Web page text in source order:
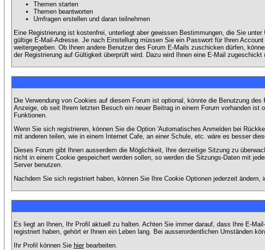
Themen starten
Themen beantworten
Umfragen erstellen und daran teilnehmen
Eine Registrierung ist kostenfrei, unterliegt aber gewissen Bestimmungen, die Sie
gültige E-Mail-Adresse. Je nach Einstellung müssen Sie ein Passwort für Ihren
weitergegeben. Ob Ihnen andere Benutzer des Forum E-Mails zuschicken dürfen,
der Registrierung auf Gültigkeit überprüft wird. Dazu wird Ihnen eine E-Mail
Die Verwendung von Cookies auf diesem Forum ist optional, könnte die Benutzung
Anzeige, ob seit Ihrem letzten Besuch ein neuer Beitrag in einem Forum vorhanden
Funktionen.
Wenn Sie sich registrieren, können Sie die Option 'Automatisches Anmelden bei
mit anderen teilen, wie in einem Internet Cafe, an einer Schule, etc. wäre es besser
Dieses Forum gibt Ihnen ausserdem die Möglichkeit, Ihre derzeitige Sitzung zu
nicht in einem Cookie gespeichert werden sollen, so werden die Sitzungs-Daten mit
Server benutzen.
Nachdem Sie sich registriert haben, können Sie Ihre Cookie Optionen jederzeit ändern,
Es liegt an Ihnen, Ihr Profil aktuell zu halten. Achten Sie immer darauf, dass Ihre E-
registriert haben, gehört er Ihnen ein Leben lang. Bei ausserordentlichen Umständen
Ihr Profil können Sie hierbearbeiten.